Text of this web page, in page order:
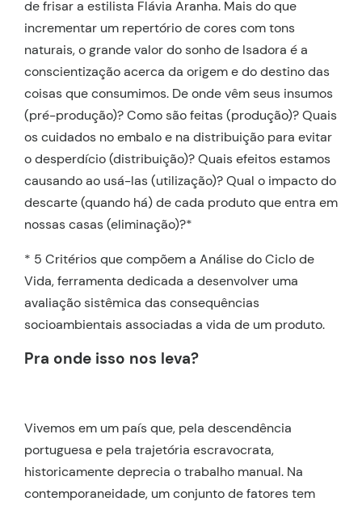
de frisar a estilista Flávia Aranha. Mais do que
incrementar um repertório de cores com tons
naturais, o grande valor do sonho de Isadora é a
conscientização acerca da origem e do destino das
coisas que consumimos. De onde vêm seus insumos
(pré-produção)? Como são feitas (produção)? Quais
os cuidados no embalo e na distribuição para evitar
o desperdício (distribuição)? Quais efeitos estamos
causando ao usá-las (utilização)? Qual o impacto do
descarte (quando há) de cada produto que entra em
nossas casas (eliminação)?*
* 5 Critérios que compõem a Análise do Ciclo de
Vida, ferramenta dedicada a desenvolver uma
avaliação sistêmica das consequências
socioambientais associadas a vida de um produto.
Pra onde isso nos leva?
Vivemos em um país que, pela descendência
portuguesa e pela trajetória escravocrata,
historicamente deprecia o trabalho manual. Na
contemporaneidade, um conjunto de fatores tem